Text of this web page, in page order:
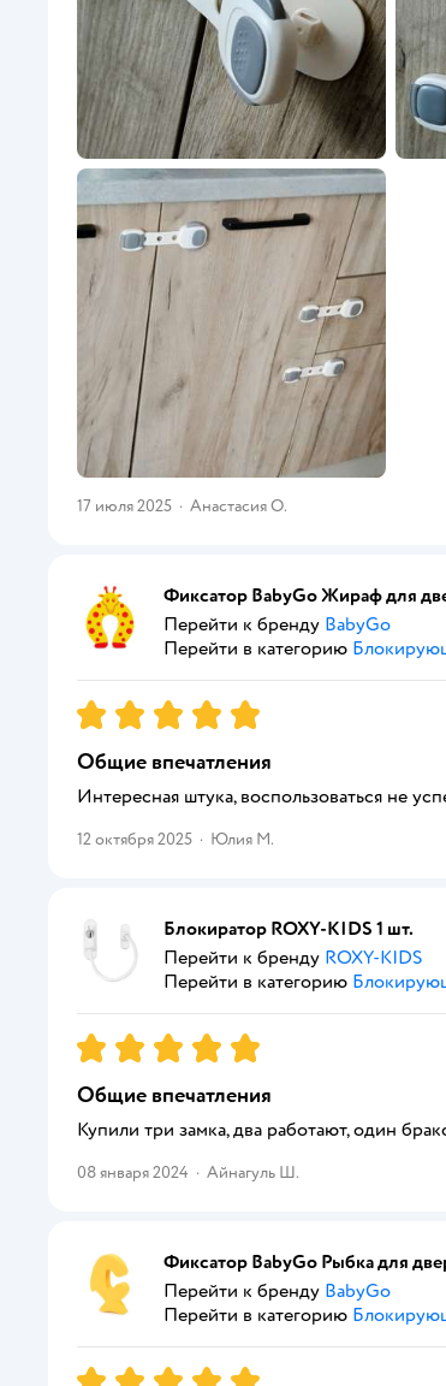
17 июля 2025 · Анастасия О.
Фиксатор BabyGo Жираф для
Перейти к бренду BabyGo
Перейти в категорию
Рейтинг:5
Общие впечатления
Интересная штука, воспользоваться не
12 октября 2025 · Юлия М.
Блокиратор ROXY-KIDS 1 шт.
Перейти к бренду ROXY-KIDS
Перейти в категорию
Рейтинг:5
Общие впечатления
Купили три замка, два работают, один
08 января 2024 · Айнагуль Ш.
Фиксатор BabyGo Рыбка для
Перейти к бренду BabyGo
Перейти в категорию
Рейтинг:5